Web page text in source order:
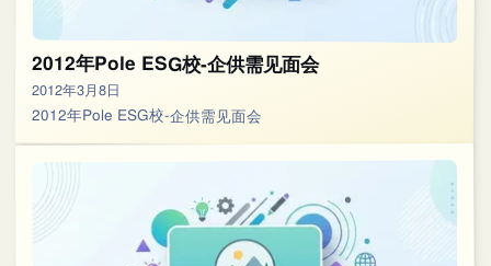
2012年Pole ESG校-企供需见面会
2012年3月8日
2012年Pole ESG校-企供需见面会